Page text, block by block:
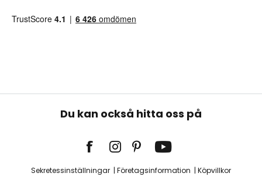
Du kan också hitta oss på
Sekretessinställningar Företagsinformation Köpvillkor